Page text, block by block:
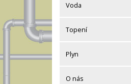
Voda
Topení
Plyn
O nás